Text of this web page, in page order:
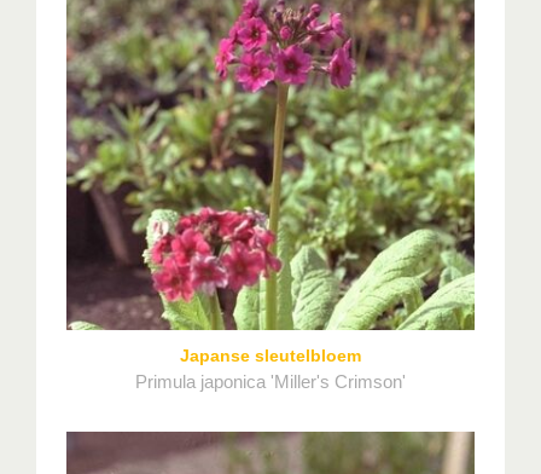
Japanse sleutelbloem
Primula japonica 'Miller's Crimson'